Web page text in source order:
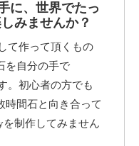
に、世界でたっ
みませんか？
て作って頂くもの
を自分の手で
。初心者の方でも
時間石と向き合って
制作してみません